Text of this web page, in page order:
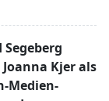
Kjer als
Medien-